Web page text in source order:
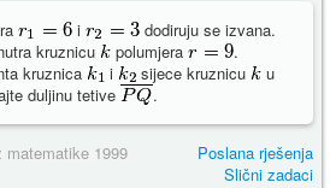
i
dodiruju se izvana.
kruznicu
polumjera
.
kruznica
i sijece kruznicu
u
duljinu tetive .
matematike 1999
Poslana rješenja
Slični zadaci